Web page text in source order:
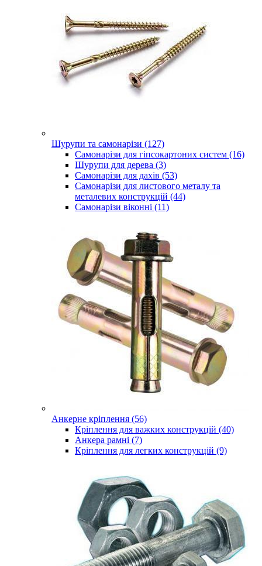
Шурупи та самонарізи (127)
Самонарізи для гіпсокартоних систем (16)
Шурупи для дерева (3)
Самонарізи для дахів (53)
Самонарізи для листового металу та
металевих конструкцій (44)
Самонарізи віконні (11)
Анкерне кріплення (56)
Кріплення для важких конструкцій (40)
Анкера рамні (7)
Кріплення для легких конструкцій (9)